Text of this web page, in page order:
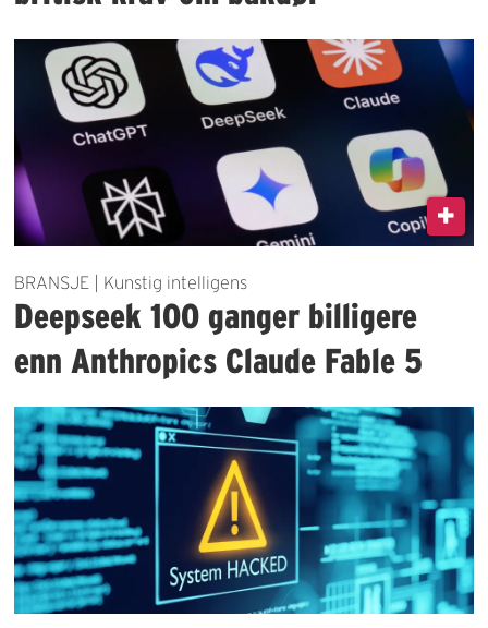
BRANSJE | Kunstig intelligens
Deepseek 100 ganger billigere
enn Anthropics Claude Fable 5